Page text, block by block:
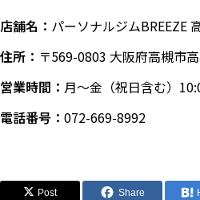
店舗名： パーソナルジムBREEZE
住所： 〒569-0803 大阪府高槻市
営業時間： 月〜金（祝日含む）
電話番号： 072-669-8992
Post Share